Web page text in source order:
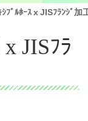
ﾌﾞﾙﾎｰｽ x JISﾌﾗﾝｼﾞ加
JISﾌﾗ